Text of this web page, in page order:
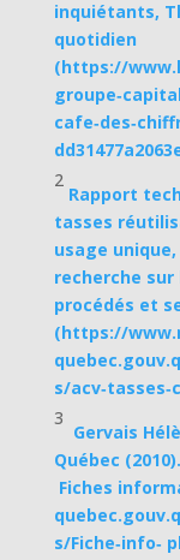
inquiétants,
quotidien
(https://
2
Rapport
tasses
usage
recherche
procédés et
(https://
s/
3
Gervais
Québec
Fiches
s/Fiche‐info‐